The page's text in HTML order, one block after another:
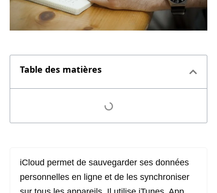
Table des matières
iCloud permet de sauvegarder ses données
personnelles en ligne et de les synchroniser